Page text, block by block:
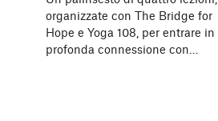
organizzate con The Bridge for
Hope e Yoga 108, per entrare in
profonda connessione con…